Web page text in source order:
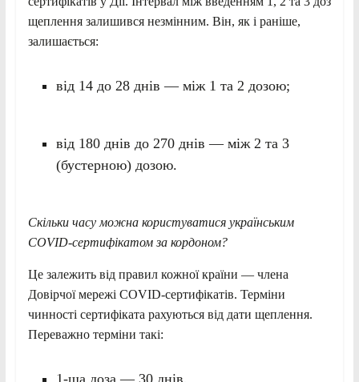
щеплення залишився незмінним. Він, як і раніше,
залишається:
від 14 до 28 днів — між 1 та 2 дозою;
від 180 днів до 270 днів — між 2 та 3
(бустерною) дозою.
Скільки часу можна користуватися українським
COVID-сертифікатом за кордоном?
Це залежить від правил кожної країни — члена
Довірчої мережі COVID-сертифікатів. Терміни
чинності сертифіката рахуються від дати щеплення.
Переважно терміни такі: